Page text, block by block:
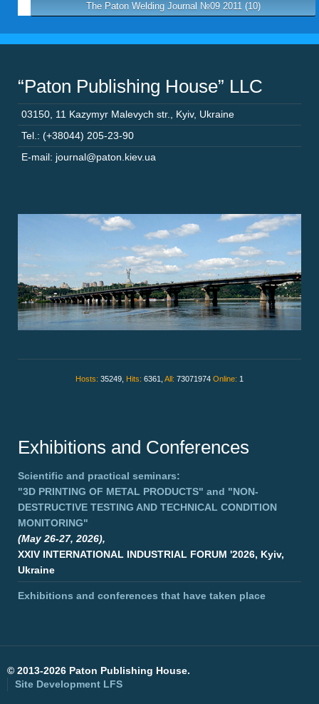
The Paton Welding Journal №09 2011 (10)
“Paton Publishing House” LLC
03150, 11 Kazymyr Malevych str., Kyiv, Ukraine
Tel.: (+38044) 205-23-90
E-mail: journal@paton.kiev.ua
Hosts: 35249, Hits: 6361, All: 73071974 Online: 1
Exhibitions and Conferences
Scientific and practical seminars:
"3D PRINTING OF METAL PRODUCTS" and "NON-
DESTRUCTIVE TESTING AND TECHNICAL CONDITION
MONITORING"
(May 26-27, 2026),
XXIV INTERNATIONAL INDUSTRIAL FORUM '2026, Kyiv,
Ukraine
Exhibitions and conferences that have taken place
© 2013-2026 Paton Publishing House.
Site Development LFS